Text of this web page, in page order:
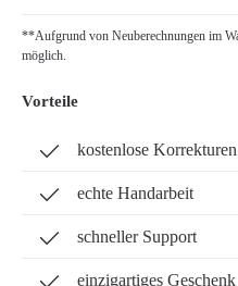
**Aufgrund von Neuberechnungen im
möglich.
Vorteile
kostenlose Korrekturen
echte Handarbeit
schneller Support
einzigartiges Geschenk